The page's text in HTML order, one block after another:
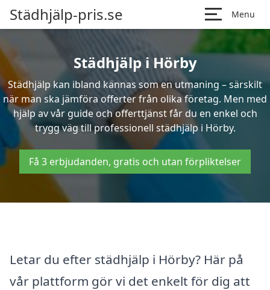
Städhjälp-pris.se Menu
Städhjälp i Hörby
Städhjälp kan ibland kännas som en utmaning – särskilt
när man ska jämföra offerter från olika företag. Men med
hjälp av vår guide och offerttjänst får du en enkel och
trygg väg till professionell städhjälp i Hörby.
Få 3 erbjudanden, gratis och utan förpliktelser
Letar du efter städhjälp i Hörby? Här på
vår plattform gör vi det enkelt för dig att